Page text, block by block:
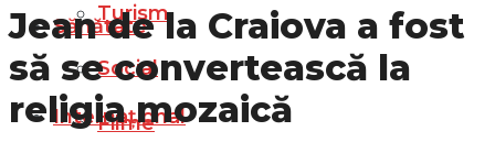
Turism
Social
Filme
Sănătate
Internațional
Jean de la Craiova a fost
să se convertească la
religia mozaică